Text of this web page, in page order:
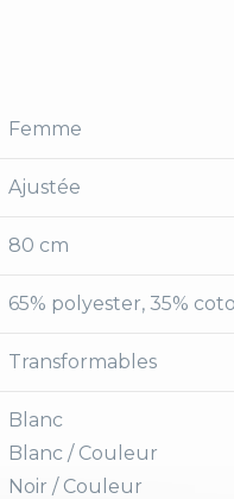
Femme
Ajustée
80 cm
65% polyester, 35%
Transformables
Blanc
Blanc / Couleur
Noir / Couleur